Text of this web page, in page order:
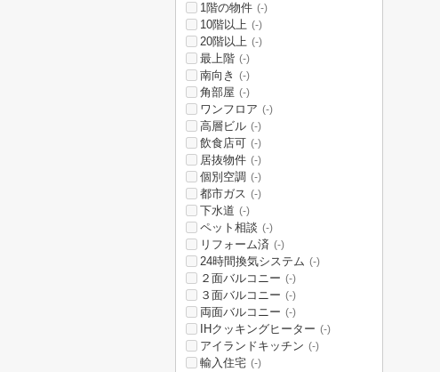
1階の物件 (-)
10階以上 (-)
20階以上 (-)
最上階 (-)
南向き (-)
角部屋 (-)
ワンフロア (-)
高層ビル (-)
飲食店可 (-)
居抜物件 (-)
個別空調 (-)
都市ガス (-)
下水道 (-)
ペット相談 (-)
リフォーム済 (-)
24時間換気システム (-)
２面バルコニー (-)
３面バルコニー (-)
両面バルコニー (-)
IHクッキングヒーター (-)
アイランドキッチン (-)
輸入住宅 (-)